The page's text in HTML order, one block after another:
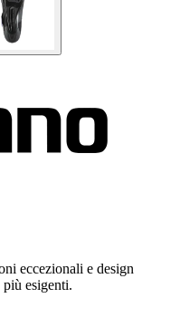
eccezionali e design
esigenti.